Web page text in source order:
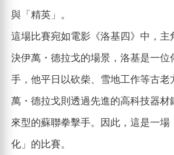
與「精英」。
這場比賽宛如電影《洛基四》中，主
決伊萬・德拉戈的場景，洛基是一位
手，他平日以砍柴、雪地工作等古老
萬・德拉戈則透過先進的高科技器材
來型的蘇聯拳擊手。因此，這是一場
化」的比賽。